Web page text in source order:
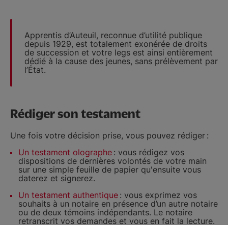
Apprentis d’Auteuil, reconnue d’utilité publique
depuis 1929, est totalement exonérée de droits
de succession et votre legs est ainsi entièrement
dédié à la cause des jeunes, sans prélèvement par
l’État.
Rédiger son testament
Une fois votre décision prise, vous pouvez rédiger :
Un testament olographe : vous rédigez vos
dispositions de dernières volontés de votre main
sur une simple feuille de papier qu'ensuite vous
daterez et signerez.
Un testament authentique : vous exprimez vos
souhaits à un notaire en présence d’un autre notaire
ou de deux témoins indépendants. Le notaire
retranscrit vos demandes et vous en fait la lecture.